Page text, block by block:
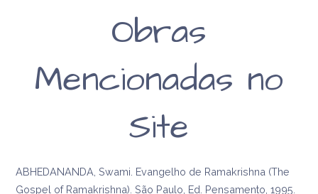
Obras
Mencionadas no
Site
ABHEDANANDA, Swami. Evangelho de Ramakrishna (The
Gospel of Ramakrishna). São Paulo, Ed. Pensamento, 1995.